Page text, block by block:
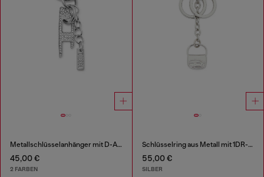
Metallschlüsselanhänger mit D-Anhänger aus Strass
45,00 €
2 FARBEN
Schlüsselring aus Metall mit 1DR-Bag-Charm
55,00 €
SILBER